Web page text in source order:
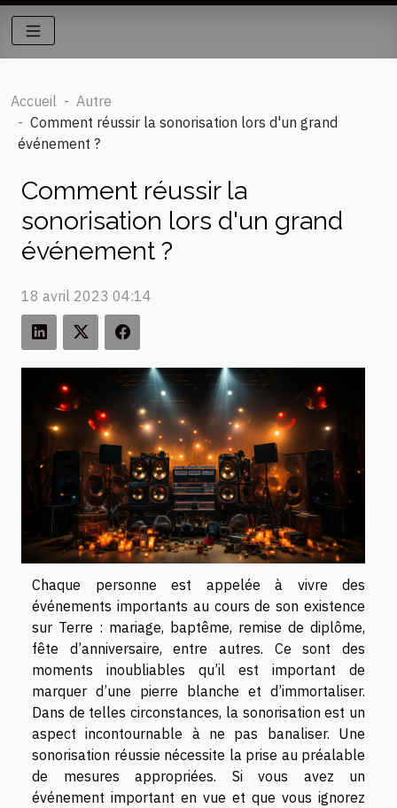
Accueil
Autre
Comment réussir la sonorisation lors d'un grand
événement ?
Comment réussir la
sonorisation lors d'un grand
événement ?
18 avril 2023 04:14
Chaque personne est appelée à vivre des
événements importants au cours de son existence
sur Terre : mariage, baptême, remise de diplôme,
fête d’anniversaire, entre autres. Ce sont des
moments inoubliables qu’il est important de
marquer d’une pierre blanche et d’immortaliser.
Dans de telles circonstances, la sonorisation est un
aspect incontournable à ne pas banaliser. Une
sonorisation réussie nécessite la prise au préalable
de mesures appropriées. Si vous avez un
événement important en vue et que vous ignorez